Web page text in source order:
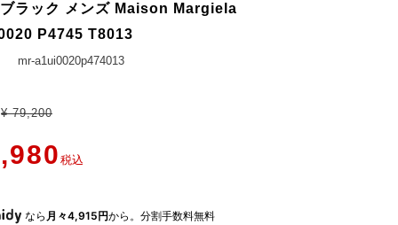
ブラック メンズ Maison Margiela
P4745 T8013
mr-a1ui0020p474013
¥ 79,200
税込
なら 月々4,915円から。分割手数料無料